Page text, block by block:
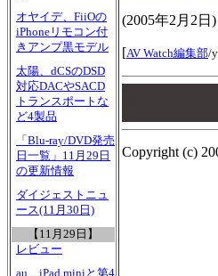
オヤイデ、FiiOの
iPhoneリモコン付
きアンプ黒モデル
太陽、dCSのDSD
対応DACやSACD
トランスポートな
ど4製品
「Blu-ray/DVD発売
日一覧」11月29日
の更新情報
ダイジェストニュ
ース(11月30日)
【11月29日】
レビュー
au、iPad miniと第4
(2005年2月2日 )
[AV Watch編集部/
Copyright (c)